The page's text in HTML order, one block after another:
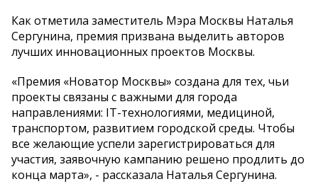
Как отметила заместитель Мэра Москвы Наталья
Сергунина, премия призвана выделить авторов
лучших инновационных проектов Москвы.
«Премия «Новатор Москвы» создана для тех, чьи
проекты связаны с важными для города
направлениями: IT-технологиями, медициной,
транспортом, развитием городской среды. Чтобы
все желающие успели зарегистрироваться для
участия, заявочную кампанию решено продлить до
конца марта», - рассказала Наталья Сергунина.